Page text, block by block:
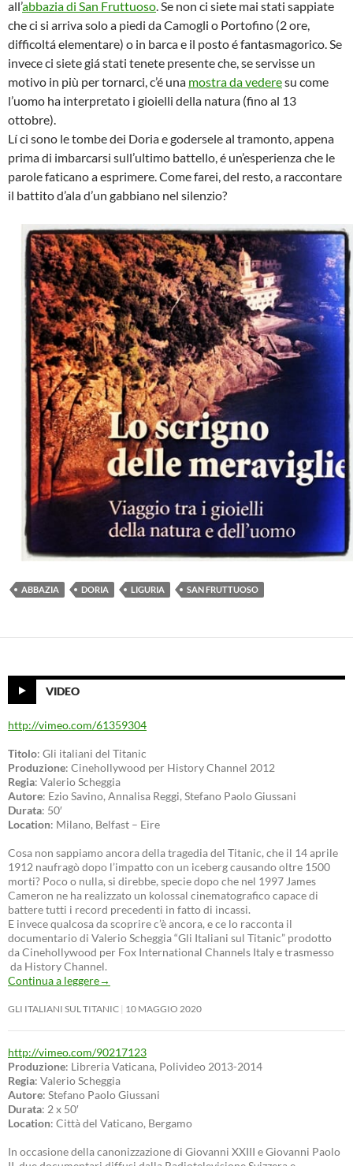
all’abbazia di San Fruttuoso. Se non ci siete mai stati sappiate
che ci si arriva solo a piedi da Camogli o Portofino (2 ore,
difficoltá elementare) o in barca e il posto é fantasmagorico. Se
invece ci siete giá stati tenete presente che, se servisse un
motivo in più per tornarci, c’é una mostra da vederesu come
l’uomo ha interpretato i gioielli della natura (fino al 13
ottobre).
Lí ci sono le tombe dei Doria e godersele al tramonto, appena
prima di imbarcarsi sull’ultimo battello, é un’esperienza che le
parole faticano a esprimere. Come farei, del resto, a raccontare
il battito d’ala d’un gabbiano nel silenzio?
ABBAZIA DORIA LIGURIA SAN FRUTTUOSO
VIDEO
http://vimeo.com/61359304
Titolo: Gli italiani del Titanic
Produzione: Cinehollywood per History Channel 2012
Regia: Valerio Scheggia
Autore: Ezio Savino, Annalisa Reggi, Stefano Paolo Giussani
Durata: 50′
Location: Milano, Belfast – Eire
Cosa non sappiamo ancora della tragedia del Titanic, che il 14 aprile
1912 naufragò dopo l’impatto con un iceberg causando oltre 1500
morti? Poco o nulla, si direbbe, specie dopo che nel 1997 James
Cameron ne ha realizzato un kolossal cinematografico capace di
battere tutti i record precedenti in fatto di incassi.
E invece qualcosa da scoprire c’è ancora, e ce lo racconta il
documentario di Valerio Scheggia “Gli Italiani sul Titanic” prodotto
da Cinehollywood per Fox International Channels Italy e trasmesso
da History Channel.
Continua a leggere→
GLI ITALIANI SUL TITANIC 10 MAGGIO 2020
http://vimeo.com/90217123
Produzione: Libreria Vaticana, Polivideo 2013-2014
Regia: Valerio Scheggia
Autore: Stefano Paolo Giussani
Durata: 2 x 50′
Location: Città del Vaticano, Bergamo
In occasione della canonizzazione di Giovanni XXIII e Giovanni Paolo